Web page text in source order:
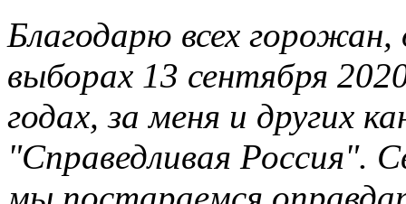
Благодарю всех
выборах 13 сентября
годах, за меня и других
"Справедливая Россия".